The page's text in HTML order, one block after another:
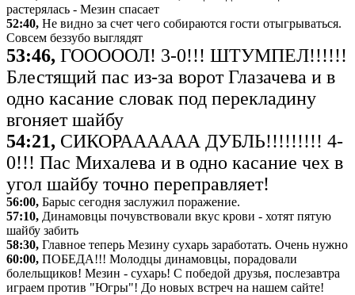
растерялась - Мезин спасает
52:40, Не видно за счет чего собираются гости отыгрываться.
Совсем беззубо выглядят
53:46, ГОООООЛ! 3-0!!! ШТУМПЕЛ!!!!!!
Блестящий пас из-за ворот Глазачева и в
одно касание словак под перекладину
вгоняет шайбу
54:21, СИКОРАААААА ДУБЛЬ!!!!!!!!! 4-
0!!! Пас Михалева и в одно касание чех в
угол шайбу точно переправляет!
56:00, Барыс сегодня заслужил поражение.
57:10, Динамовцы почувствовали вкус крови - хотят пятую
шайбу забить
58:30, Главное теперь Мезину сухарь заработать. Очень нужно
60:00, ПОБЕДА!!! Молодцы динамовцы, порадовали
болельщиков! Мезин - сухарь! С победой друзья, послезавтра
играем против "Югры"! До новых встреч на нашем сайте!